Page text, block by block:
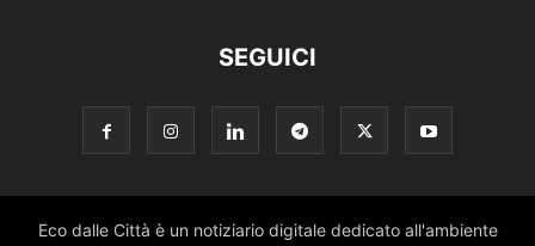
SEGUICI
Eco dalle Città è un notiziario digitale dedicato all'ambiente